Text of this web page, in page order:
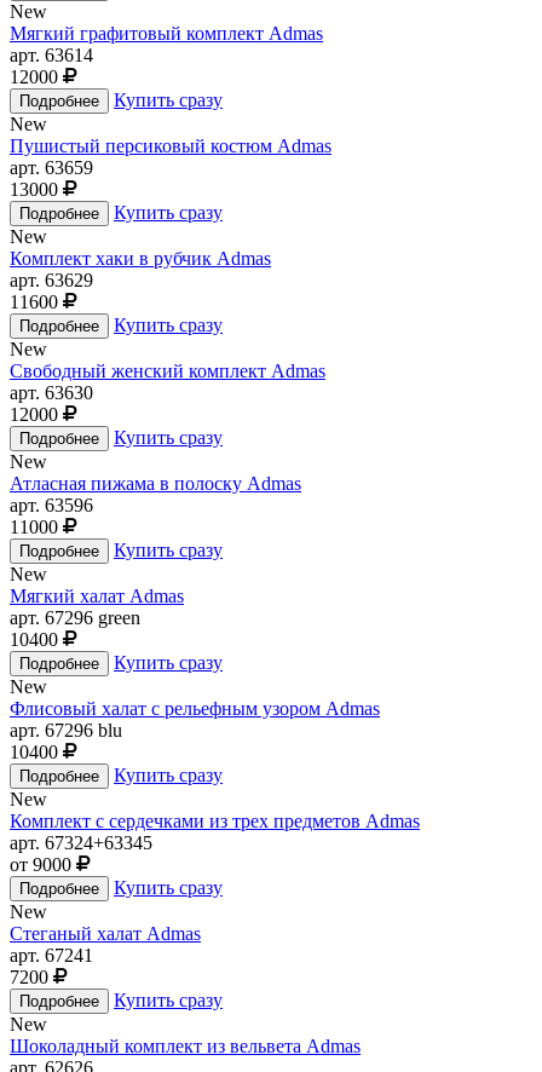
New
Мягкий графитовый комплект Admas
арт. 63614
12000
Купить сразу
New
Пушистый персиковый костюм Admas
арт. 63659
13000
Купить сразу
New
Комплект хаки в рубчик Admas
арт. 63629
11600
Купить сразу
New
Свободный женский комплект Admas
арт. 63630
12000
Купить сразу
New
Атласная пижама в полоску Admas
арт. 63596
11000
Купить сразу
New
Мягкий халат Admas
арт. 67296 green
10400
Купить сразу
New
Флисовый халат с рельефным узором Admas
арт. 67296 blu
10400
Купить сразу
New
Комплект с сердечками из трех предметов Admas
арт. 67324+63345
от 9000
Купить сразу
New
Стеганый халат Admas
арт. 67241
7200
Купить сразу
New
Шоколадный комплект из вельвета Admas